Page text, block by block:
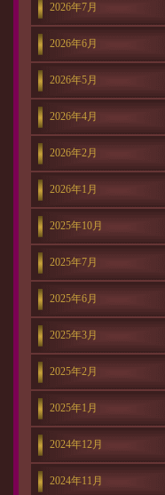
2026年7月
2026年6月
2026年5月
2026年4月
2026年2月
2026年1月
2025年10月
2025年7月
2025年6月
2025年3月
2025年2月
2025年1月
2024年12月
2024年11月